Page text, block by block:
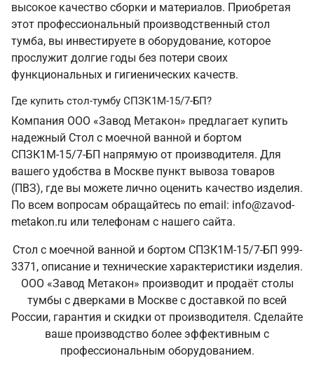
высокое качество сборки и материалов. Приобретая
этот профессиональный производственный стол
тумба, вы инвестируете в оборудование, которое
прослужит долгие годы без потери своих
функциональных и гигиенических качеств.
Где купить стол-тумбу СПЗК1М-15/7-БП?
Компания ООО «Завод Метакон» предлагает купить
надежный Стол с моечной ванной и бортом
СПЗК1М-15/7-БП напрямую от производителя. Для
вашего удобства в Москве пункт вывоза товаров
(ПВЗ), где вы можете лично оценить качество изделия.
По всем вопросам обращайтесь по email: info@zavod-
metakon.ru или телефонам с нашего сайта.
Стол с моечной ванной и бортом СПЗК1М-15/7-БП 999-
3371, описание и технические характеристики изделия.
ООО «Завод Метакон» производит и продаёт столы
тумбы с дверками в Москве с доставкой по всей
России, гарантия и скидки от производителя. Сделайте
ваше производство более эффективным с
профессиональным оборудованием.